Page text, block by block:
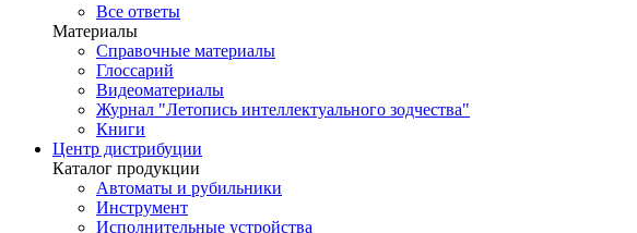
Все ответы
Материалы
Справочные материалы
Глоссарий
Видеоматериалы
Журнал "Летопись интеллектуального зодчества"
Книги
Центр дистрибуции
Каталог продукции
Автоматы и рубильники
Инструмент
Исполнительные устройства